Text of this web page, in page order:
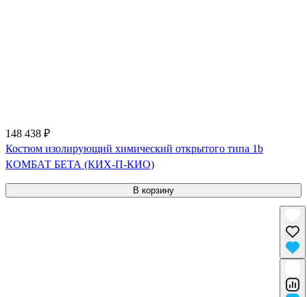
148 438 ₽
Костюм изолирующий химический открытого типа 1b
КОМБАТ БЕТА (КИХ-П-КИО)
В корзину